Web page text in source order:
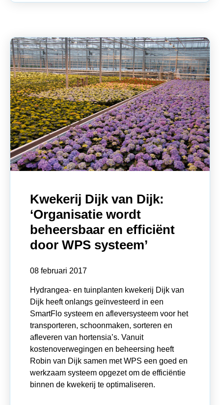
Kwekerij Dijk van Dijk:
‘Organisatie wordt
beheersbaar en efficiënt
door WPS systeem’
08 februari 2017
Hydrangea- en tuinplanten kwekerij Dijk van
Dijk heeft onlangs geïnvesteerd in een
SmartFlo systeem en afleversysteem voor het
transporteren, schoonmaken, sorteren en
afleveren van hortensia’s. Vanuit
kostenoverwegingen en beheersing heeft
Robin van Dijk samen met WPS een goed en
werkzaam systeem opgezet om de efficiëntie
binnen de kwekerij te optimaliseren.